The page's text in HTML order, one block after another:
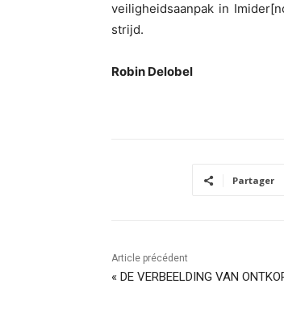
veiligheidsaanpak in
strijd.
Robin Delobel
Partager
Article précédent
« DE VERBEELDING VAN